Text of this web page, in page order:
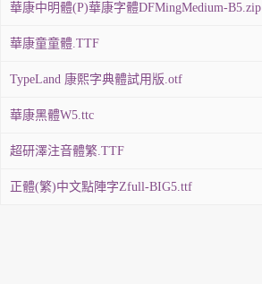
華康中明體(P)華康字體DFMingMedium-B5.zip
華康童童體.TTF
TypeLand 康熙字典體試用版.otf
華康黑體W5.ttc
超研澤注音體繁.TTF
正體(繁)中文點陣字Zfull-BIG5.ttf